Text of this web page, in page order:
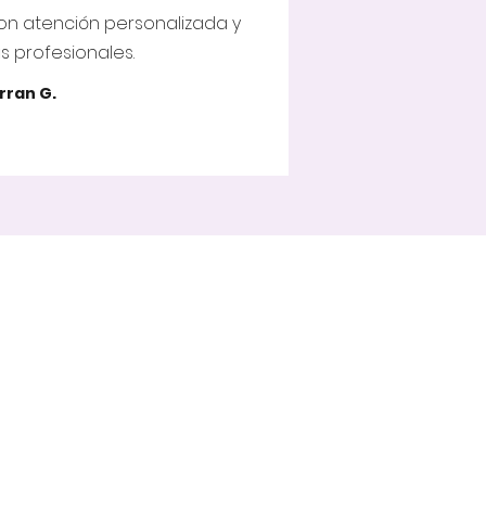
atención personalizada y
profesionales.
G.